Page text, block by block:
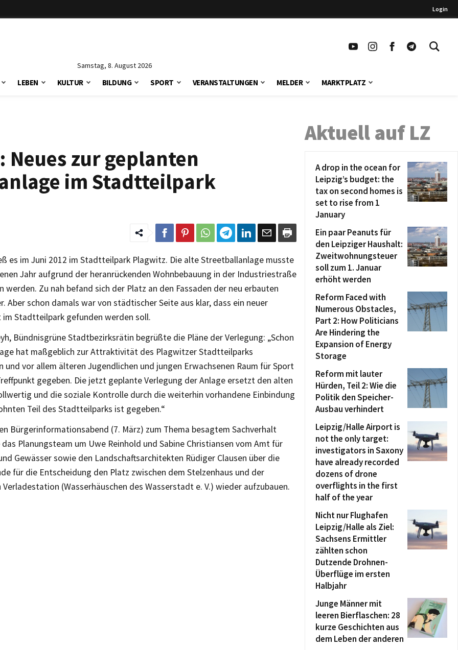
Login
Samstag, 8. August 2026
LEBEN KULTUR BILDUNG SPORT VERANSTALTUNGEN MELDER MARKTPLATZ
zur geplanten
im Stadtteilpark
es im Juni 2012 im Stadtteilpark Plagwitz. Die alte Streetballanlage musste
Jahr aufgrund der heranrückenden Wohnbebauung in der Industriestraße
werden. Zu nah befand sich der Platz an den Fassaden der neu erbauten
Aber schon damals war von städtischer Seite aus klar, dass ein neuer
im Stadtteilpark gefunden werden soll.
Bündnisgrüne Stadtbezirksrätin begrüßte die Pläne der Verlegung: „Schon
hat maßgeblich zur Attraktivität des Plagwitzer Stadtteilparks
und vor allem älteren Jugendlichen und jungen Erwachsenen Raum für Sport
gegeben. Die jetzt geplante Verlegung der Anlage ersetzt den alten
und die soziale Kontrolle durch die weiterhin vorhandene Einbindung
Teil des Stadtteilparks ist gegeben.“
Bürgerinformationsabend (7. März) zum Thema besagtem Sachverhalt
Planungsteam um Uwe Reinhold und Sabine Christiansen vom Amt für
Gewässer sowie den Landschaftsarchitekten Rüdiger Clausen über die
für die Entscheidung den Platz zwischen dem Stelzenhaus und der
Verladestation (Wasserhäuschen des Wasserstadt e. V.) wieder aufzubauen.
Aktuell auf LZ
A drop in the ocean for
Leipzig’s budget: the
tax on second homes is
set to rise from 1
January
Ein paar Peanuts für
den Leipziger Haushalt:
Zweitwohnungsteuer
soll zum 1. Januar
erhöht werden
Reform Faced with
Numerous Obstacles,
Part 2: How Politicians
Are Hindering the
Expansion of Energy
Storage
Reform mit lauter
Hürden, Teil 2: Wie die
Politik den Speicher-
Ausbau verhindert
Leipzig/Halle Airport is
not the only target:
investigators in Saxony
have already recorded
dozens of drone
overflights in the first
half of the year
Nicht nur Flughafen
Leipzig/Halle als Ziel:
Sachsens Ermittler
zählten schon
Dutzende Drohnen-
Überflüge im ersten
Halbjahr
Junge Männer mit
leeren Bierflaschen: 28
kurze Geschichten aus
dem Leben der anderen